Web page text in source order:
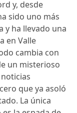
y, desde
sido uno más
y ha llevado una
en Valle
cambia con
un misterioso
que ya asoló
La única